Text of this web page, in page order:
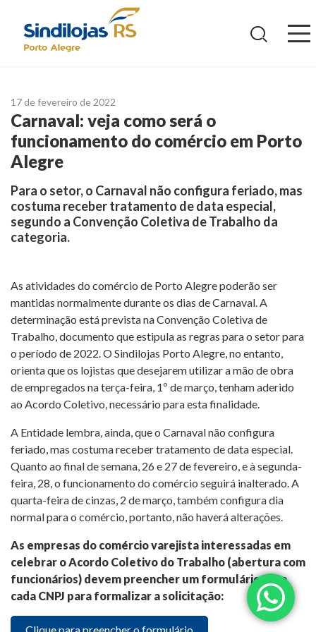
17 de fevereiro de 2022
Carnaval: veja como será o
funcionamento do comércio em Porto
Alegre
Para o setor, o Carnaval não configura feriado, mas
costuma receber tratamento de data especial,
segundo a Convenção Coletiva de Trabalho da
categoria.
As atividades do comércio de Porto Alegre poderão ser
mantidas normalmente durante os dias de Carnaval. A
determinação está prevista na Convenção Coletiva de
Trabalho, documento que estipula as regras para o setor para
o período de 2022. O Sindilojas Porto Alegre, no entanto,
orienta que os lojistas que desejarem utilizar a mão de obra
de empregados na terça-feira, 1º de março, tenham aderido
ao Acordo Coletivo, necessário para esta finalidade.
A Entidade lembra, ainda, que o Carnaval não configura
feriado, mas costuma receber tratamento de data especial.
Quanto ao final de semana, 26 e 27 de fevereiro, e à segunda-
feira, 28, o funcionamento do comércio seguirá inalterado. A
quarta-feira de cinzas, 2 de março, também configura dia
normal para o comércio, portanto, não haverá alterações.
As empresas do comércio varejista interessadas em
celebrar o Acordo Coletivo do Trabalho (abertura com
funcionários) devem preencher um formulário para
cada CNPJ para formalizar a solicitação: